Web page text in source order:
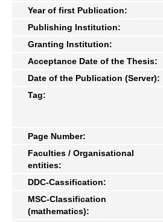
Year of first Publication:
Publishing Institution:
Granting Institution:
Acceptance Date of the Thesis:
Date of the Publication (Server):
Tag:
Page Number:
Faculties / Organisational
entities:
DDC-Cassification:
MSC-Classification
(mathematics):